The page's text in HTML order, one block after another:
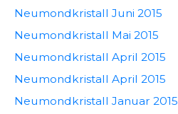
Neumondkristall Juni 2015
Neumondkristall Mai 2015
Neumondkristall April 2015
Neumondkristall April 2015
Neumondkristall Januar 2015